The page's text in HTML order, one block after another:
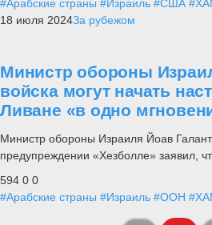
#Арабские страны #Израиль #США
18 июля 2024За рубежом
Министр обороны
войска могут начать
Ливане «в одно
Министр обороны Израиля Йоав
предупреждении «Хезболле» заявил,
594 0 0
#Арабские страны #Израиль #ООН